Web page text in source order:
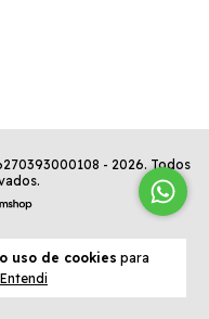
uso de cookies para
Entendi
- 2026. Todos